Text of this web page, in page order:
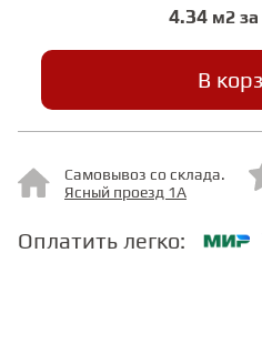
ФАНЕРА
ЛАМИНАТ
ЛАМИНАТ
4.34м2 за
В
Самовывоз со склада.
Ясный проезд 1А
Оплатить легко: